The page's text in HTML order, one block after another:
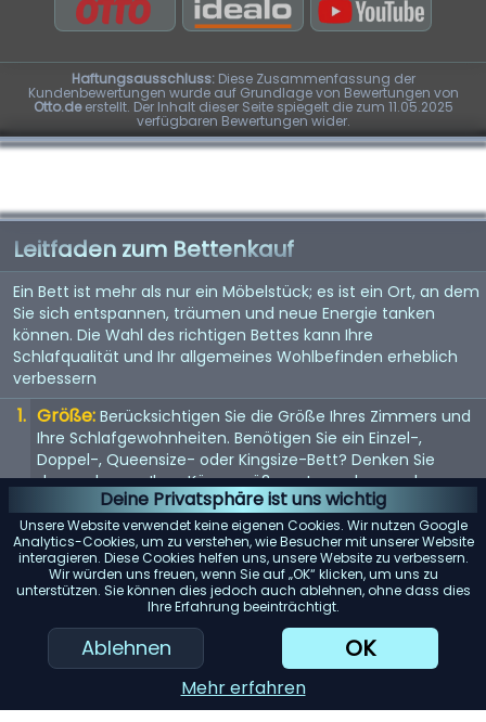
Deine Privatsphäre ist uns wichtig
Unsere Website verwendet keine eigenen Cookies. Wir nutzen Google
Analytics-Cookies, um zu verstehen, wie Besucher mit unserer Website
interagieren. Diese Cookies helfen uns, unsere Website zu verbessern.
Wir würden uns freuen, wenn Sie auf „OK“ klicken, um uns zu
unterstützen. Sie können dies jedoch auch ablehnen, ohne dass dies
Ihre Erfahrung beeinträchtigt.
Ablehnen OK
Mehr erfahren
Haftungsausschluss:Diese Zusammenfassung der
Kundenbewertungen wurde auf Grundlage von Bewertungen von
Otto.deerstellt. Der Inhalt dieser Seite spiegelt die zum 11.05.2025
verfügbaren Bewertungen wider.
Leitfaden zum Bettenkauf
Ein Bett ist mehr als nur ein Möbelstück; es ist ein Ort, an dem
Sie sich entspannen, träumen und neue Energie tanken
können. Die Wahl des richtigen Bettes kann Ihre
Schlafqualität und Ihr allgemeines Wohlbefinden erheblich
verbessern
Größe: Berücksichtigen Sie die Größe Ihres Zimmers und
Ihre Schlafgewohnheiten. Benötigen Sie ein Einzel-,
Doppel-, Queensize- oder Kingsize-Bett? Denken Sie
daran, dass es Ihrer Körpergröße entsprechen und
genügend Platz bieten sollte, wenn Sie es mit jemandem
teilen.
Matratze: Die Matratze ist entscheidend für einen guten
Schlaf. Suchen Sie nach einer Matratze, die Ihr
Körpergewicht gleichmäßig verteilt und Ihren
Komfortvorlieben entspricht, sei es weich, mittel oder
Rahmenmaterial: Das Material des Bettrahmens trägt